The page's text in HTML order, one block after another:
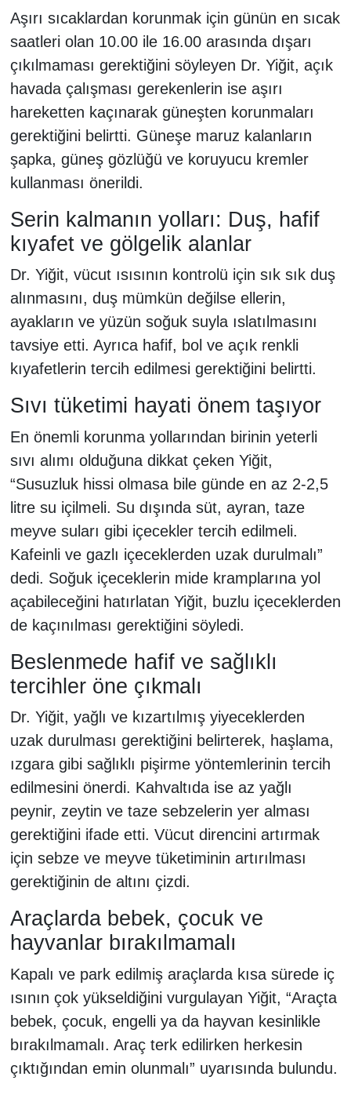
Aşırı sıcaklardan korunmak için günün en sıcak
saatleri olan 10.00 ile 16.00 arasında dışarı
çıkılmaması gerektiğini söyleyen Dr. Yiğit, açık
havada çalışması gerekenlerin ise aşırı
hareketten kaçınarak güneşten korunmaları
gerektiğini belirtti. Güneşe maruz kalanların
şapka, güneş gözlüğü ve koruyucu kremler
kullanması önerildi.
Serin kalmanın yolları: Duş, hafif
kıyafet ve gölgelik alanlar
Dr. Yiğit, vücut ısısının kontrolü için sık sık duş
alınmasını, duş mümkün değilse ellerin,
ayakların ve yüzün soğuk suyla ıslatılmasını
tavsiye etti. Ayrıca hafif, bol ve açık renkli
kıyafetlerin tercih edilmesi gerektiğini belirtti.
Sıvı tüketimi hayati önem taşıyor
En önemli korunma yollarından birinin yeterli
sıvı alımı olduğuna dikkat çeken Yiğit,
“Susuzluk hissi olmasa bile günde en az 2-2,5
litre su içilmeli. Su dışında süt, ayran, taze
meyve suları gibi içecekler tercih edilmeli.
Kafeinli ve gazlı içeceklerden uzak durulmalı”
dedi. Soğuk içeceklerin mide kramplarına yol
açabileceğini hatırlatan Yiğit, buzlu içeceklerden
de kaçınılması gerektiğini söyledi.
Beslenmede hafif ve sağlıklı
tercihler öne çıkmalı
Dr. Yiğit, yağlı ve kızartılmış yiyeceklerden
uzak durulması gerektiğini belirterek, haşlama,
ızgara gibi sağlıklı pişirme yöntemlerinin tercih
edilmesini önerdi. Kahvaltıda ise az yağlı
peynir, zeytin ve taze sebzelerin yer alması
gerektiğini ifade etti. Vücut direncini artırmak
için sebze ve meyve tüketiminin artırılması
gerektiğinin de altını çizdi.
Araçlarda bebek, çocuk ve
hayvanlar bırakılmamalı
Kapalı ve park edilmiş araçlarda kısa sürede iç
ısının çok yükseldiğini vurgulayan Yiğit, “Araçta
bebek, çocuk, engelli ya da hayvan kesinlikle
bırakılmamalı. Araç terk edilirken herkesin
çıktığından emin olunmalı” uyarısında bulundu.